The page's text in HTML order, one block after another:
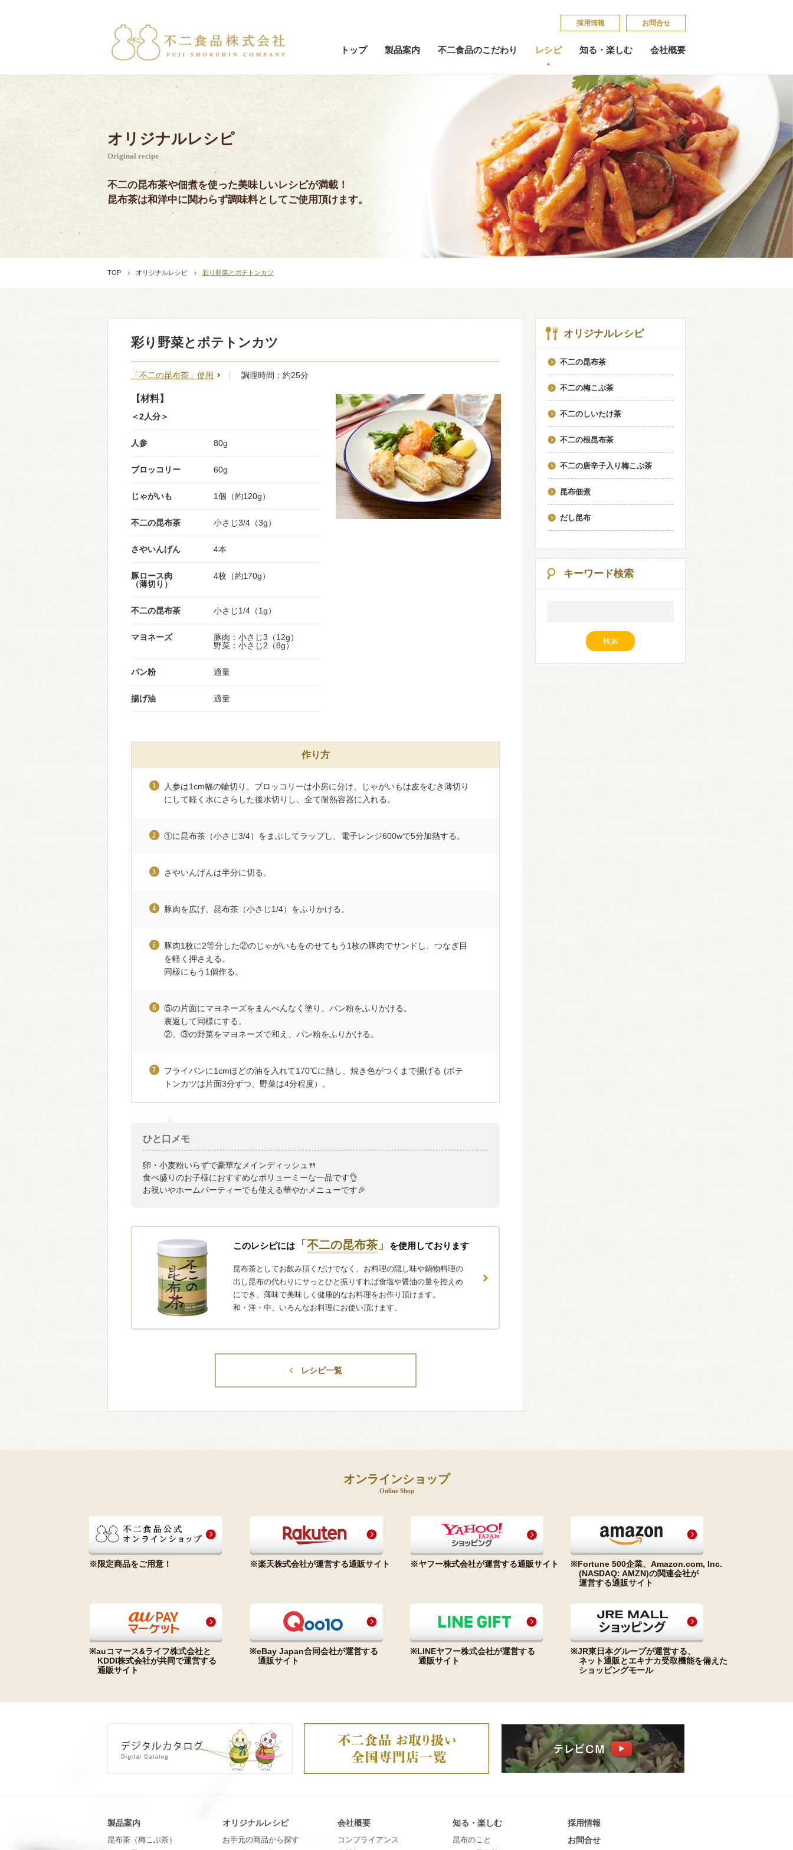
採​用​情​報 お問合せ
トップ 製品案内 不二食品のこだわり レシピ 知る・楽しむ 会社概要
オリジナルレシピ
Original recipe
不二の昆布茶や佃煮を使った美味しいレシピが満載！
昆布茶は和洋中に関わらず調味料としてご使用頂けます。
TOP オリジナルレシピ 彩り野菜とポテトンカツ
彩り野菜とポテトンカツ
「不二の昆布茶」使用 調理時間：約25分
【材料】
＜2人分＞
人参 80g
ブロッコリー 60g
じゃがいも 1個（約120g）
不二の昆布茶 小さじ3/4（3g）
さやいんげん 4本
豚ロース肉
（薄切り）
4枚（約170g）
不二の昆布茶 小さじ1/4（1g）
マヨネーズ
豚肉：小さじ3（12g）
野菜：小さじ2（8g）
パン粉 適量
揚げ油 適量
作り方
人参は1cm幅の輪切り、ブロッコリーは小房に分け、じゃがいもは皮をむき薄切り
にして軽く水にさらした後水切りし、全て耐熱容器に入れる。
①に昆布茶（小さじ3/4）をまぶしてラップし、電子レンジ600wで5分加熱する。
さやいんげんは半分に切る。
豚肉を広げ、昆布茶（小さじ1/4）をふりかける。
豚肉1枚に2等分した②のじゃがいもをのせてもう1枚の豚肉でサンドし、つなぎ目
を軽く押さえる。
同様にもう1個作る。
⑤の片面にマヨネーズをまんべんなく塗り、パン粉をふりかける。
裏返して同様にする。
②、③の野菜をマヨネーズで和え、パン粉をふりかける。
フライパンに1cmほどの油を入れて170℃に熱し、焼き色がつくまで揚げる (ポテ
トンカツは片面3分ずつ、野菜は4分程度）。
ひと口メモ
卵・小麦粉いらずで豪華なメインディッシュ🍴
食べ盛りのお子様におすすめなボリューミーな一品です👌
お祝いやホームパーティーでも使える華やかメニューです🎉
このレシピには 「 不二の昆布茶 」 を使用しております
昆布茶としてお飲み頂くだけでなく、お料理の隠し味や鍋物料理の
出し昆布の代わりにサっとひと振りすれば食塩や醤油の量を控えめ
にでき、薄味で美味しく健康的なお料理をお作り頂けます。
和・洋・中、いろんなお料理にお使い頂けます。
レシピ一覧
オリジナルレシピ
不二の昆布茶
不二の梅こぶ茶
不二のしいたけ茶
不二の根昆布茶
不二の唐辛子入り梅こぶ茶
昆布佃煮
だし昆布
キーワード検索
オンラインショップ
Online Shop
※限定商品をご用意！ ※楽天株式会社が運営する通販サイト ※ヤフー株式会社が運営する通販サイト
※Fortune 500企業、Amazon.com, Inc.
(NASDAQ: AMZN)の関連会社が
運営する通販サイト
※auコマース&ライフ株式会社と
KDDI株式会社が共同で運営する
通販サイト
※eBay Japan合同会社が運営する
通販サイト
※LINEヤフー株式会社が運営する
通販サイト
※JR東日本グループが運営する、
ネット通販とエキナカ受取機能を備えた
ショッピングモール
製品案内
昆布茶（梅こぶ茶）
オリジナルレシピ
お手元の商品から探す
会社概要
コンプライアンス
知る・楽しむ
昆​布​の​こ​と
採​用​情​報
お問合せ